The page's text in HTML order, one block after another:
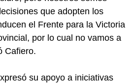
que adopten los
el Frente para la Victoria
por lo cual no vamos a
Cafiero.
su apoyo a iniciativas